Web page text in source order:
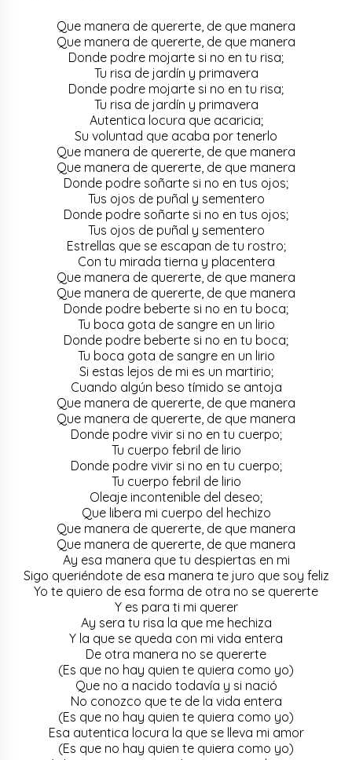
Que manera de quererte, de que manera
Que manera de quererte, de que manera
Donde podre mojarte si no en tu risa;
Tu risa de jardín y primavera
Donde podre mojarte si no en tu risa;
Tu risa de jardín y primavera
Autentica locura que acaricia;
Su voluntad que acaba por tenerlo
Que manera de quererte, de que manera
Que manera de quererte, de que manera
Donde podre soñarte si no en tus ojos;
Tus ojos de puñal y sementero
Donde podre soñarte si no en tus ojos;
Tus ojos de puñal y sementero
Estrellas que se escapan de tu rostro;
Con tu mirada tierna y placentera
Que manera de quererte, de que manera
Que manera de quererte, de que manera
Donde podre beberte si no en tu boca;
Tu boca gota de sangre en un lirio
Donde podre beberte si no en tu boca;
Tu boca gota de sangre en un lirio
Si estas lejos de mi es un martirio;
Cuando algún beso tímido se antoja
Que manera de quererte, de que manera
Que manera de quererte, de que manera
Donde podre vivir si no en tu cuerpo;
Tu cuerpo febril de lirio
Donde podre vivir si no en tu cuerpo;
Tu cuerpo febril de lirio
Oleaje incontenible del deseo;
Que libera mi cuerpo del hechizo
Que manera de quererte, de que manera
Que manera de quererte, de que manera
Ay esa manera que tu despiertas en mi
Sigo queriéndote de esa manera te juro que soy feliz
Yo te quiero de esa forma de otra no se quererte
Y es para ti mi querer
Ay sera tu risa la que me hechiza
Y la que se queda con mi vida entera
De otra manera no se quererte
(Es que no hay quien te quiera como yo)
Que no a nacido todavía y si nació
No conozco que te de la vida entera
(Es que no hay quien te quiera como yo)
Esa autentica locura la que se lleva mi amor
(Es que no hay quien te quiera como yo)